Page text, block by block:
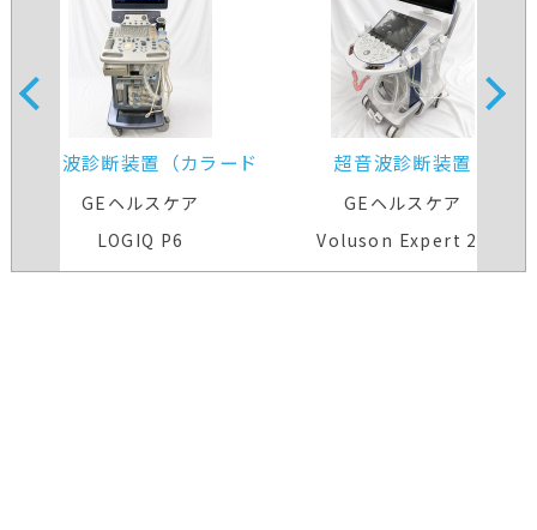
超音波診断装置（カラード
プラ）
GEヘルスケア
LOGIQ P6
超音波診断装置
GEヘルスケア
Voluson Expert 22